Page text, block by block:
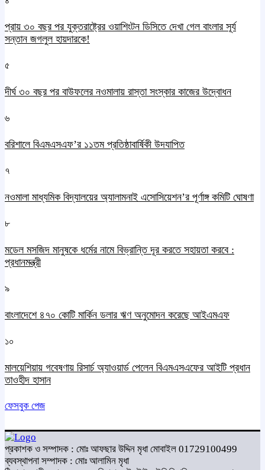
প্রায় ৩০ বছর পর যুক্তরাষ্ট্রের ওয়াশিংটন ডিসিতে দেখা গেল বাংলার সূর্য
সন্তান জগলুল হায়দারকে!
৫
দীর্ঘ ৩০ বছর পর বাউফলের নওমালায় রাস্তা সংস্কার কাজের উদ্বোধন
৬
বরিশালে বিএমএসএফ’র ১১তম প্রতিষ্ঠাবার্ষিকী উদযাপিত
৭
নওমালা মাধ্যমিক বিদ্যালয়ের অ্যালামনাই এসোসিয়েশন’র পূর্ণাঙ্গ কমিটি ঘোষণা
৮
মডেল মসজিদ মানুষকে ধর্মের নামে বিভ্রান্তি দূর করতে সহায়তা করবে :
প্রধানমন্ত্রী
৯
বাংলাদেশে ৪৭০ কোটি মার্কিন ডলার ঋণ অনুমোদন করেছে আইএমএফ
১০
মালয়েশিয়ায় গবেষণায় রিসার্চ অ্যাওয়ার্ড পেলেন বিএমএসএফের আইটি প্রধান
তাওহীদ হাসান
ফেসবুক পেজ
প্রকাশক ও সম্পাদক : মোঃ আফছার উদ্দিন মৃধা মোবাইল 01729100499
ব্যবস্থাপনা সম্পাদক : মোঃ আলামিন মৃধা